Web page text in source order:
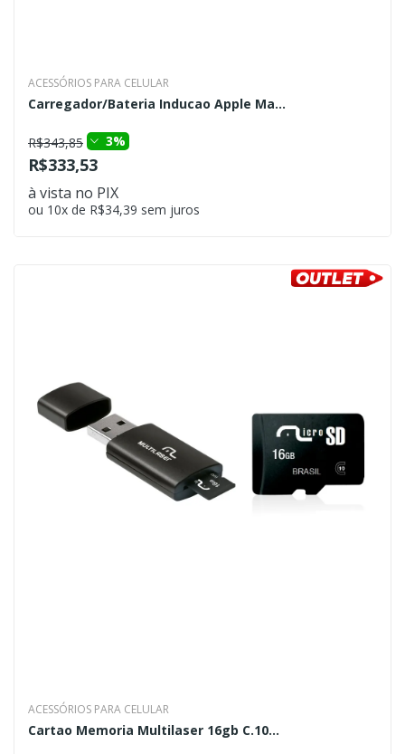
ACESSÓRIOS PARA CELULAR
Carregador/Bateria Inducao Apple Ma...
R$343,85 3%
R$333,53
à vista no PIX
ou 10x de R$34,39 sem juros
ACESSÓRIOS PARA CELULAR
Cartao Memoria Multilaser 16gb C.10...